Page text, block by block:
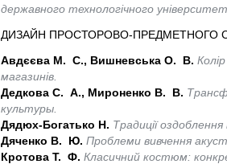
державного технологічного
ДИЗАЙН ПРОСТОРОВО-ПРЕДМЕТНОГО
Авдєєва М. С., Вишневська О. В.
магазинів.
Дедкова С. А., Мироненко В. В.
культуры.
Дядюх-Богатько Н. Традиції
Дяченко В. Ю. Проблеми вивчення
Кротова Т. Ф. Класичний костюм: